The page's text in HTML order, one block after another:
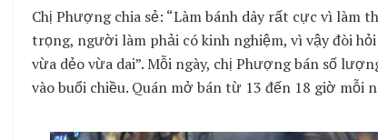
Chị Phượng chia sẻ: “Làm bánh dây rất cực vì làm
trọng, người làm phải có kinh nghiệm, vì vậy đòi
vừa dẻo vừa dai”. Mỗi ngày, chị Phượng bán số
vào buổi chiều. Quán mở bán từ 13 đến 18 giờ mỗi